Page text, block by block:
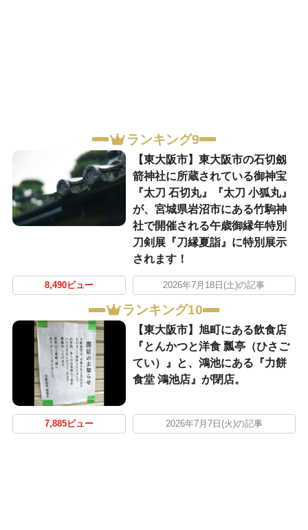
ランキング9
【東大阪市】東大阪市の石切劔
箭神社に所蔵されている御神宝
『太刀 石切丸』『太刀 小狐丸』
が、宮城県岩沼市にある竹駒神
社で開催される午歳御縁年特別
刀剣展『刀縁夏詣』に特別展示
されます！
8,490ビュー 2026年7月18日(土)の記事
ランキング10
【東大阪市】旭町にある飲食店
『とんかつと洋食 瓢亭（ひさご
てい）』と、鴻池にある『力餅
食堂 鴻池店』が閉店。
7,885ビュー 2026年7月7日(火)の記事